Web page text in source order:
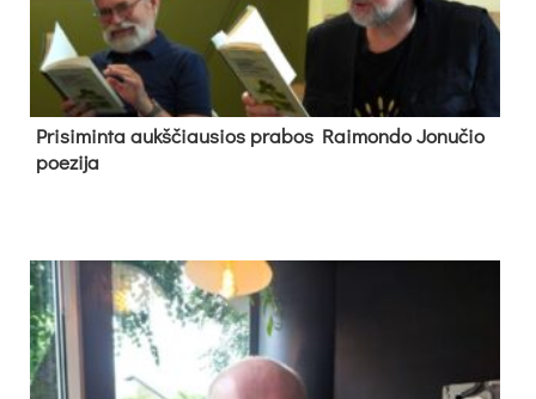
Pri­si­min­ta aukš­čiau­sios pra­bos Rai­mon­do Jo­nu­čio
poe­zi­ja